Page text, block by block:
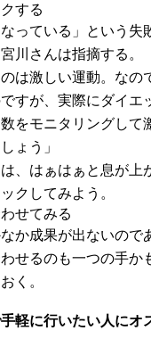
する
なっている」という失
川さんは指摘する。
のは激しい運動。なの
すが、実際にダイエ
をモニタリングして
ょう」
、はぁはぁと息が上
クしてみよう。
せてみる
か成果が出ないので
せるのも一つの手か
く。
軽に行いたい人にオ